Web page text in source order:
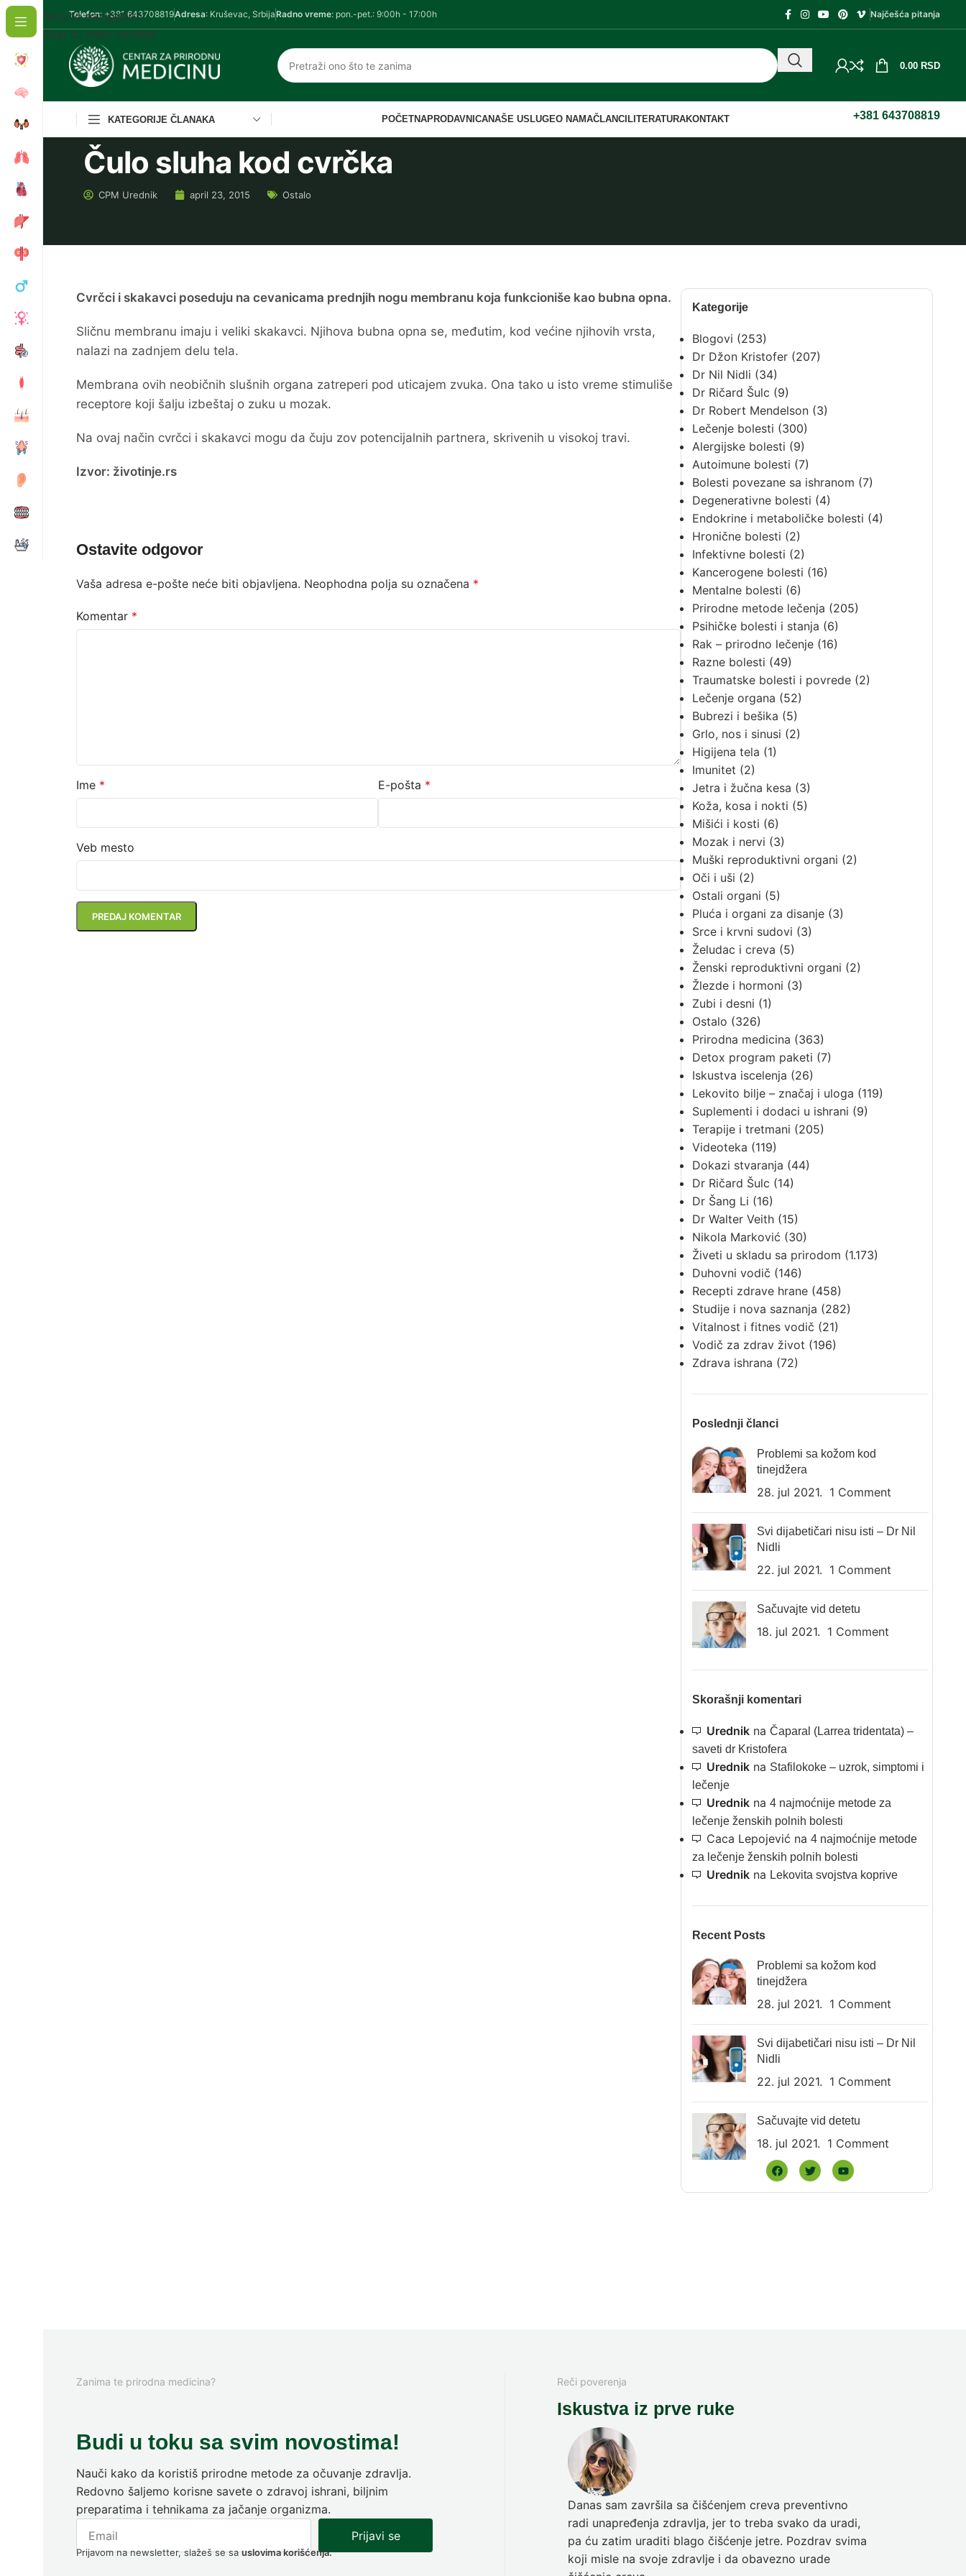
Skip to navigation
Skip to main content
Telefon: +381 643708819Adresa: Kruševac, SrbijaRadno vreme: pon.-pet.: 9:00h - 17:00h Najčešća pitanja
0.00 RSD
KATEGORIJE ČLANAKA POČETNAPRODAVNICANAŠE USLUGEO NAMAČLANCI LITERATURAKONTAKT +381 643708819
Čulo sluha kod cvrčka
CPM Urednik april 23, 2015 Ostalo
Kategorije
Blogovi (253)
Dr Džon Kristofer(207)
Dr Nil Nidli (34)
Dr Ričard Šulc (9)
Dr Robert Mendelson(3)
Lečenje bolesti (300)
Alergijske bolesti (9)
Autoimune bolesti (7)
Bolesti povezane sa ishranom (7)
Degenerativne bolesti (4)
Endokrine i metaboličke bolesti (4)
Hronične bolesti (2)
Infektivne bolesti (2)
Kancerogene bolesti (16)
Mentalne bolesti (6)
Prirodne metode lečenja (205)
Psihičke bolesti i stanja (6)
Rak – prirodno lečenje(16)
Razne bolesti (49)
Traumatske bolesti i povrede(2)
Lečenje organa (52)
Bubrezi i bešika (5)
Grlo, nos i sinusi (2)
Higijena tela (1)
Imunitet (2)
Jetra i žučna kesa (3)
Koža, kosa i nokti (5)
Mišići i kosti (6)
Mozak i nervi (3)
Muški reproduktivni organi (2)
Oči i uši (2)
Ostali organi (5)
Pluća i organi za disanje(3)
Srce i krvni sudovi (3)
Želudac i creva (5)
Ženski reproduktivni organi (2)
Žlezde i hormoni (3)
Zubi i desni (1)
Ostalo (326)
Prirodna medicina (363)
Detox program paketi (7)
Iskustva iscelenja (26)
Lekovito bilje – značaj i uloga (119)
Suplementi i dodaci u ishrani (9)
Terapije i tretmani (205)
Videoteka (119)
Dokazi stvaranja (44)
Dr Ričard Šulc (14)
Dr Šang Li (16)
Dr Walter Veith(15)
Nikola Marković (30)
Živeti u skladu sa prirodom (1.173)
Duhovni vodič (146)
Recepti zdrave hrane(458)
Studije i nova saznanja (282)
Vitalnost i fitnes vodič (21)
Vodič za zdrav život (196)
Zdrava ishrana (72)
Poslednji članci
Problemi sa kožom kod
tinejdžera
28. jul 2021. 1 Comment
Svi dijabetičari nisu isti – Dr Nil
Nidli
22. jul 2021. 1 Comment
Sačuvajte vid detetu
18. jul 2021. 1 Comment
Skorašnji komentari
Urednikna Čaparal (Larrea tridentata) –
saveti dr Kristofera
Urednikna Stafilokoke – uzrok, simptomi i
lečenje
Urednikna 4 najmoćnije metode za
lečenje ženskih polnih bolesti
Caca Lepojević na 4 najmoćnije metode
za lečenje ženskih polnih bolesti
Urednikna Lekovita svojstva koprive
Recent Posts
Problemi sa kožom kod
tinejdžera
28. jul 2021. 1 Comment
Svi dijabetičari nisu isti – Dr Nil
Nidli
22. jul 2021. 1 Comment
Sačuvajte vid detetu
18. jul 2021. 1 Comment
Cvrčci i skakavci poseduju na cevanicama prednjih nogu membranu koja funkcioniše kao bubna opna.
Sličnu membranu imaju i veliki skakavci. Njihova bubna opna se, međutim, kod većine njihovih vrsta,
nalazi na zadnjem delu tela.
Membrana ovih neobičnih slušnih organa zatreperi pod uticajem zvuka. Ona tako u isto vreme stimuliše
receptore koji šalju izbeštaj o zuku u mozak.
Na ovaj način cvrčci i skakavci mogu da čuju zov potencijalnih partnera, skrivenih u visokoj travi.
Izvor: životinje.rs
Ostavite odgovor
Vaša adresa e-pošte neće biti objavljena. Neophodna polja su označena *
Komentar *
Ime * E-pošta *
Veb mesto
Zanima te prirodna medicina?
Budi u toku sa svim novostima!
Nauči kako da koristiš prirodne metode za očuvanje zdravlja.
Redovno šaljemo korisne savete o zdravoj ishrani, biljnim
preparatima i tehnikama za jačanje organizma.
Prijavi se
Prijavom na newsletter, slažeš se sauslovima korišćenja.
Reči poverenja
Iskustva iz prve ruke
Danas sam završila sa čišćenjem creva preventivno
radi unapređenja zdravlja, jer to treba svako da uradi,
pa ću zatim uraditi blago čišćenje jetre. Pozdrav svima
koji misle na svoje zdravlje i da obavezno urade